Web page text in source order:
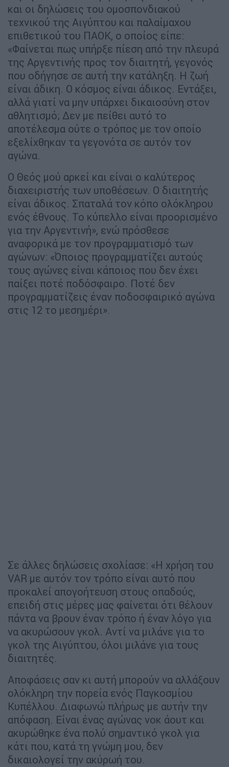
και οι δηλώσεις του ομοσπονδιακού
τεχνικού της Αιγύπτου και παλαίμαχου
επιθετικού του ΠΑΟΚ, ο οποίος είπε:
«Φαίνεται πως υπήρξε πίεση από την πλευρά
της Αργεντινής προς τον διαιτητή, γεγονός
που οδήγησε σε αυτή την κατάληξη. Η ζωή
είναι άδικη. Ο κόσμος είναι άδικος. Εντάξει,
αλλά γιατί να μην υπάρχει δικαιοσύνη στον
αθλητισμό; Δεν με πείθει αυτό το
αποτέλεσμα ούτε ο τρόπος με τον οποίο
εξελίχθηκαν τα γεγονότα σε αυτόν τον
αγώνα.
Ο Θεός μού αρκεί και είναι ο καλύτερος
διαχειριστής των υποθέσεων. Ο διαιτητής
είναι άδικος. Σπαταλά τον κόπο ολόκληρου
ενός έθνους. Το κύπελλο είναι προορισμένο
για την Αργεντινή», ενώ πρόσθεσε
αναφορικά με τον προγραμματισμό των
αγώνων: «Όποιος προγραμματίζει αυτούς
τους αγώνες είναι κάποιος που δεν έχει
παίξει ποτέ ποδόσφαιρο. Ποτέ δεν
προγραμματίζεις έναν ποδοσφαιρικό αγώνα
στις 12 το μεσημέρι».
Σε άλλες δηλώσεις σχολίασε: «Η χρήση του
VAR με αυτόν τον τρόπο είναι αυτό που
προκαλεί απογοήτευση στους οπαδούς,
επειδή στις μέρες μας φαίνεται ότι θέλουν
πάντα να βρουν έναν τρόπο ή έναν λόγο για
να ακυρώσουν γκολ. Αντί να μιλάνε για το
γκολ της Αιγύπτου, όλοι μιλάνε για τους
διαιτητές.
Αποφάσεις σαν κι αυτή μπορούν να αλλάξουν
ολόκληρη την πορεία ενός Παγκοσμίου
Κυπέλλου. Διαφωνώ πλήρως με αυτήν την
απόφαση. Είναι ένας αγώνας νοκ άουτ και
ακυρώθηκε ένα πολύ σημαντικό γκολ για
κάτι που, κατά τη γνώμη μου, δεν
δικαιολογεί την ακύρωή του.